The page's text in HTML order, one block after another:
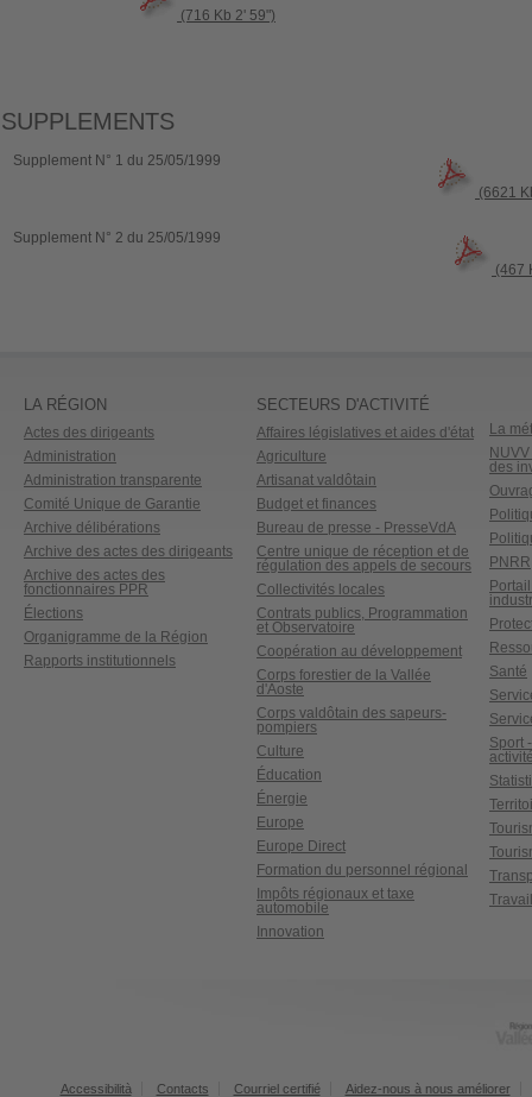
(716 Kb 2' 59")
SUPPLEMENTS
Supplement N° 1 du 25/05/1999
(6621
Supplement N° 2 du 25/05/1999
(467
LA RÉGION
Actes des dirigeants
Administration
Administration transparente
Comité Unique de Garantie
Archive délibérations
Archive des actes des dirigeants
Archive des actes des
fonctionnaires PPR
Élections
Organigramme de la Région
Rapports institutionnels
SECTEURS D'ACTIVITÉ
Affaires législatives et aides d'état
Agriculture
Artisanat valdôtain
Budget et finances
Bureau de presse - PresseVdA
Centre unique de réception et de
régulation des appels de secours
Collectivités locales
Contrats publics, Programmation
et Observatoire
Coopération au développement
Corps forestier de la Vallée
d'Aoste
Corps valdôtain des sapeurs-
pompiers
Culture
Éducation
Énergie
Europe
Europe Direct
Formation du personnel régional
Impôts régionaux et taxe
automobile
Innovation
La
des
PNRR
Santé
Sport
Travail
Accessibilità Contacts Courriel certifié Aidez-nous à nous améliorer